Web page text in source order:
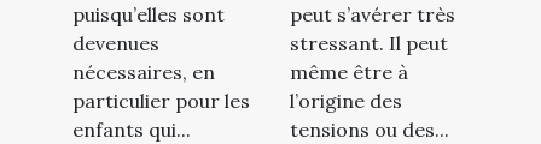
puisqu’elles sont
devenues
nécessaires, en
particulier pour les
enfants qui...
peut s’avérer très
stressant. Il peut
même être à
l’origine des
tensions ou des...